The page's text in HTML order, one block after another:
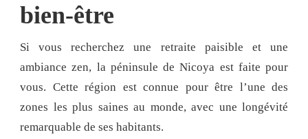
bien-être
Si vous recherchez une retraite paisible et une
ambiance zen, la péninsule de Nicoya est faite pour
vous. Cette région est connue pour être l’une des
zones les plus saines au monde, avec une longévité
remarquable de ses habitants.